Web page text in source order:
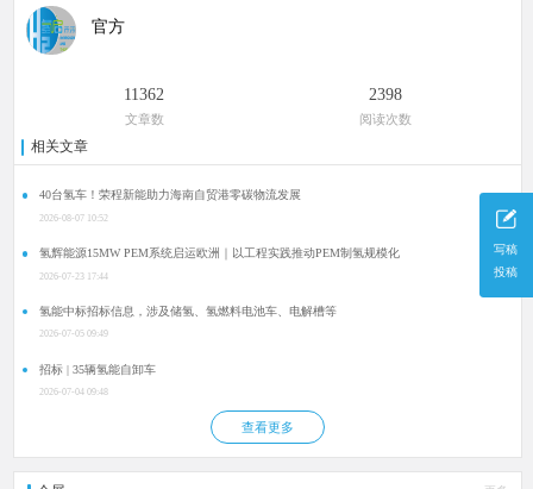
写稿
投稿
官方
11362
文章数
2398
阅读次数
相关文章
40台氢车！荣程新能助力海南自贸港零碳物流发展
2026-08-07 10:52
氢辉能源15MW PEM系统启运欧洲｜以工程实践推动PEM制氢规模化
2026-07-23 17:44
氢能中标招标信息，涉及储氢、氢燃料电池车、电解槽等
2026-07-05 09:49
招标 | 35辆氢能自卸车
2026-07-04 09:48
查看更多